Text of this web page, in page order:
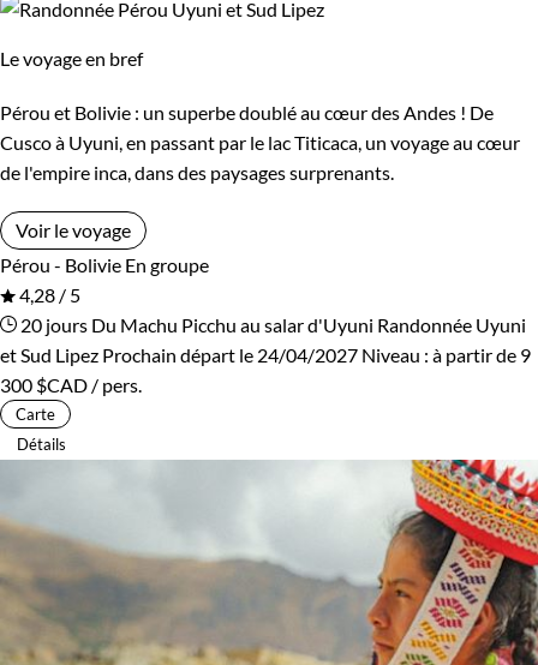
Le voyage en bref
Pérou et Bolivie : un superbe doublé au cœur des Andes ! De
Cusco à Uyuni, en passant par le lac Titicaca, un voyage au cœur
de l'empire inca, dans des paysages surprenants.
Voir le voyage
Pérou - Bolivie En groupe
4,28 / 5
20 jours Du Machu Picchu au salar d'Uyuni Randonnée Uyuni
et Sud Lipez Prochain départ le 24/04/2027 Niveau : à partir de 9
300 $CAD / pers.
Carte
Détails